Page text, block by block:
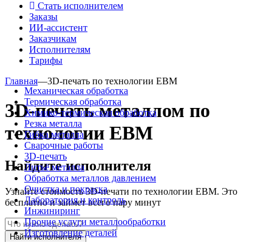
Стать исполнителем
Заказы
ИИ-ассистент
Заказчикам
Исполнителям
Тарифы
Механическая обработка
Термическая обработка
Химико-термическая обработка
Резка металла
Гибка металла
Сварочные работы
3D-печать
Литьё металла
Обработка металлов давлением
Очистка и покраска
Лаборатория и контроль
Инжиниринг
Прочие услуги металлообработки
Изготовление деталей
Главная—3D-печать по технологии EBM
3D-печать металлом по
технологии EBM
Найдите исполнителя
Узнайте стоимость 3D-печати по технологии EBM. Это
бесплатно и займет всего пару минут
Найти исполнителя